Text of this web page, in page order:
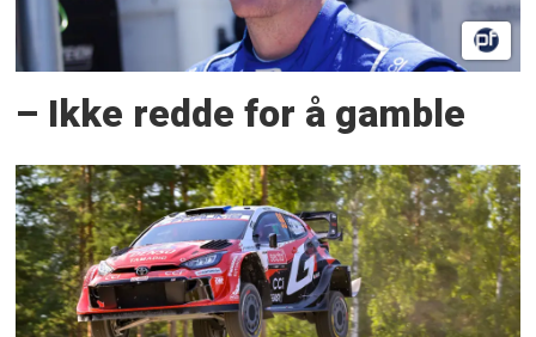
– Ikke redde for å gamble